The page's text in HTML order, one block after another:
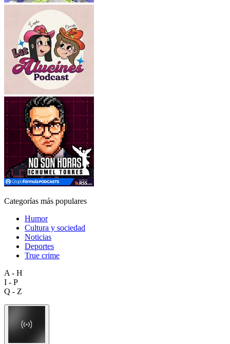
Categorías más populares
Humor
Cultura y sociedad
Noticias
Deportes
True crime
A - H
I - P
Q - Z